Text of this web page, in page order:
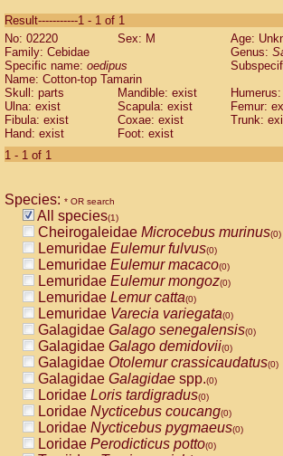
CebidaeSaguinus labiatus(0)
Cebidae Saguinus leucopus (0)
Cebidae
CebidaeSaguinus mystax
Cebidae Saguinus nigricollis (0)
Cebidae Saguinus oedipus
Cebidae Saguinus weddelli
Cebidae Saguinusspp.
Cebidae
CebidaeCebus capucinus
CebidaeCebus nigrivittatus
CebidaeCebus spp.(0)
CebidaeSaimiri boliviensis(0)
CebidaeSaimiri sciureus(0)
AtelidaeAlouatta caraya(0)
AtelidaeAlouatta fusca(0)
AtelidaeAlouatta seniculus(0)
AtelidaeAlouattaspp.(0)
AtelidaeAteles belzebuth(0)
AtelidaeAteles geoffroyi(0)
AtelidaeAteles paniscus(0)
AtelidaeAtelesspp.(0)
AtelidaeLagothrix lagothricha(0)
AtelidaeLagothrix lagothricha cana
PitheciidaeCacajao calvus
Result-----------1 - 1 of 1
No: 02220
Sex: M
Age:
Family: Cebidae
Genus:
Specific name: oedipus
Name: Cotton-top Tamarin
Skull: parts
Mandible: exist
Ulna: exist
Scapula: exist
Femur:
Fibula: exist
Coxae: exist
Trunk:
Hand: exist
Foot: exist
1 - 1 of 1
Species: * OR search
All species(1)
Cheirogaleidae Microcebus murinus(0)
Lemuridae Eulemur fulvus(0)
Lemuridae Eulemur macaco(0)
Lemuridae Eulemur mongoz(0)
Lemuridae Lemur catta(0)
Lemuridae Varecia variegata(0)
Galagidae Galago senegalensis(0)
Galagidae Galago demidovii(0)
Galagidae Otolemur crassicaudatus(0)
Galagidae Galagidae spp.(0)
Loridae Loris tardigradus(0)
Loridae Nycticebus coucang(0)
Loridae Nycticebus pygmaeus(0)
Loridae Perodicticus potto(0)